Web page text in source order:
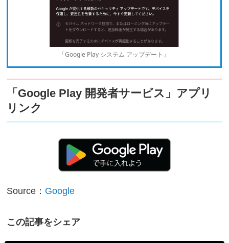
「Google Play システム アップデート」
「Google Play 開発者サービス」アプリ
リンク
Source： Google
この記事をシェア